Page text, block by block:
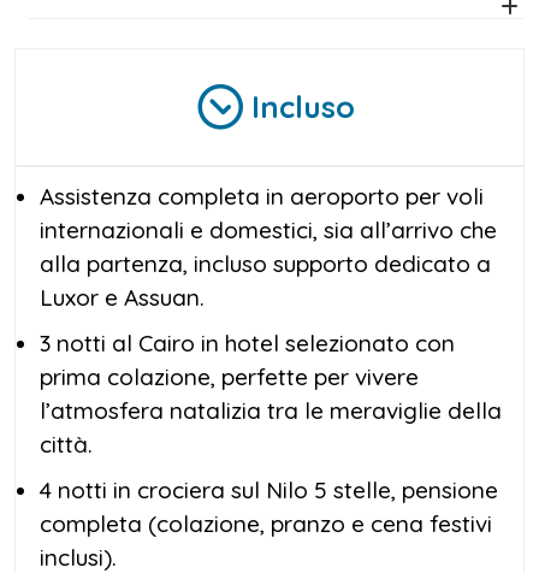
Incluso
Assistenza completa in aeroporto per voli
internazionali e domestici, sia all’arrivo che
alla partenza, incluso supporto dedicato a
Luxor e Assuan.
3 notti al Cairo in hotel selezionato con
prima colazione, perfette per vivere
l’atmosfera natalizia tra le meraviglie della
città.
4 notti in crociera sul Nilo 5 stelle, pensione
completa (colazione, pranzo e cena festivi
inclusi).